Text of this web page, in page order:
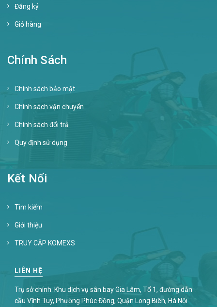
Đăng ký
Giỏ hàng
Chính Sách
Chính sách bảo mật
Chính sách vận chuyển
Chính sách đổi trả
Quy định sử dụng
Kết Nối
Tìm kiếm
Giới thiệu
TRUY CẬP KOMEXS
LIÊN HỆ
Trụ sở chính: Khu dịch vụ sân bay Gia Lâm, Tổ 1, đường dẫn
cầu Vĩnh Tuy, Phường Phúc Đồng, Quận Long Biên, Hà Nội